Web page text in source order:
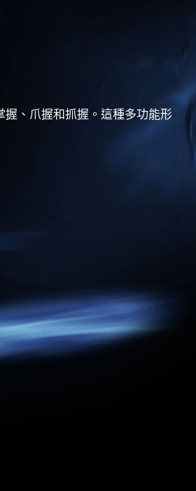
、爪握和抓握。這種多功能形